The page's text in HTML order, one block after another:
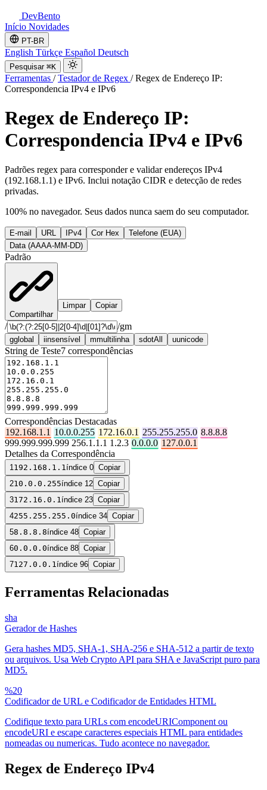
DevBento
Início Novidades
PT-BR
English Türkçe Español Deutsch
Pesquisar ⌘K
Ferramentas / Testador de Regex / Regex de Endereço IP:
Correspondencia IPv4 e IPv6
Regex de Endereço IP:
Correspondencia IPv4 e IPv6
Padrões regex para corresponder e validar endereços IPv4
(192.168.1.1) e IPv6. Inclui notação CIDR e detecção de redes
privadas.
100% no navegador. Seus dados nunca saem do seu computador.
E-mail URL IPv4 Cor Hex
Telefone (EUA)
Data (AAAA-MM-DD)
Padrão
Compartilhar
Limpar Copiar
/ /gm
gglobal iinsensível mmultilinha sdotAll uunicode
String de Teste7 correspondências
Correspondências Destacadas
192.168.1.1 10.0.0.255 172.16.0.1 255.255.255.0 8.8.8.8
999.999.999.999 256.1.1.1 1.2.3 0.0.0.0 127.0.0.1
Detalhes da Correspondência
1 192.168.1.1 índice 0 Copiar
210.0.0.255índice 12 Copiar
3172.16.0.1 índice 23 Copiar
4255.255.255.0índice 34 Copiar
58.8.8.8índice 48 Copiar
60.0.0.0índice 88 Copiar
7127.0.0.1 índice 96 Copiar
Ferramentas Relacionadas
sha
Gerador de Hashes
Gera hashes MD5, SHA-1, SHA-256 e SHA-512 a partir de texto
ou arquivos. Usa Web Crypto API para SHA e JavaScript puro para
MD5.
%20
Codificador de URL e Codificador de Entidades HTML
Codifique texto para URLs com encodeURIComponent ou
encodeURI e escape caracteres especiais HTML para entidades
nomeadas ou numericas. Tudo acontece no navegador.
Regex de Endereço IPv4